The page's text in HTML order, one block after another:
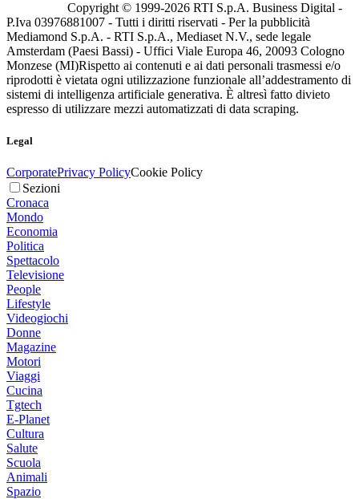
Copyright © 1999-2026 RTI S.p.A. Business Digital -
P.Iva 03976881007 - Tutti i diritti riservati - Per la pubblicità
Mediamond S.p.A. - RTI S.p.A., Mediaset N.V., sede legale
Amsterdam (Paesi Bassi) - Uffici Viale Europa 46, 20093 Cologno
Monzese (MI)Rispetto ai contenuti e ai dati personali trasmessi e/o
riprodotti è vietata ogni utilizzazione funzionale all’addestramento di
sistemi di intelligenza artificiale generativa. È altresì fatto divieto
espresso di utilizzare mezzi automatizzati di data scraping.
Legal
CorporatePrivacy PolicyCookie Policy
Sezioni
Cronaca
Mondo
Economia
Politica
Spettacolo
Televisione
People
Lifestyle
Videogiochi
Donne
Magazine
Motori
Viaggi
Cucina
Tgtech
E-Planet
Cultura
Salute
Scuola
Animali
Spazio